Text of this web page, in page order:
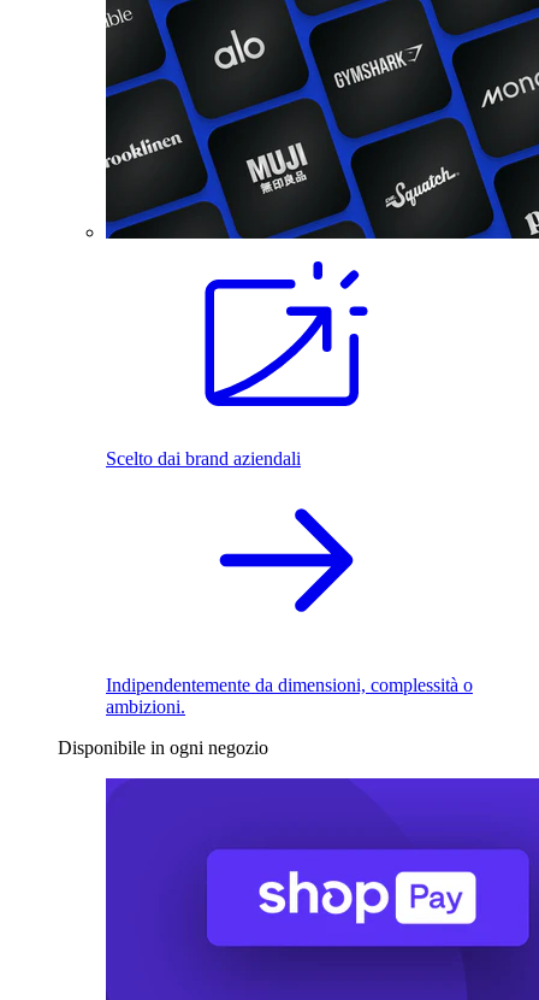
Scelto dai brand aziendali
Indipendentemente da dimensioni, complessità o
ambizioni.
Disponibile in ogni negozio